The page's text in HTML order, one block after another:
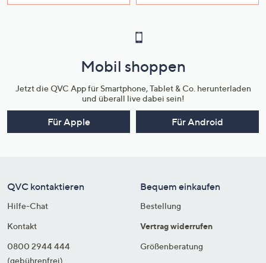
Mobil shoppen
Jetzt die QVC App für Smartphone, Tablet & Co. herunterladen
und überall live dabei sein!
Für Apple Für Android
QVC kontaktieren
Hilfe-Chat
Kontakt
0800 2944 444
(gebührenfrei)
Bequem einkaufen
Bestellung
Vertrag widerrufen
Größenberatung